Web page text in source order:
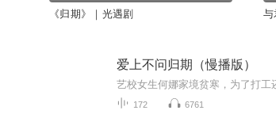
《归期》｜光遇剧 与
爱上不问归期（慢播版）
172 6761